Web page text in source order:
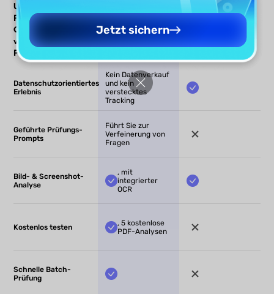
UPDF AI Tool zur
Prüfung von
Geschäftsverträgen
vs. andere
Prüfungstools
UPDF AI Andere
Datenschutzorientiertes
Erlebnis
Kein Datenverkauf
und kein
verstecktes
Tracking
Geführte Prüfungs-
Prompts
Führt Sie zur
Verfeinerung von
Fragen
Bild- & Screenshot-
Analyse
, mit
integrierter
OCR
Kostenlos testen
, 5 kostenlose
PDF-Analysen
Schnelle Batch-
Prüfung
Jetzt sichern